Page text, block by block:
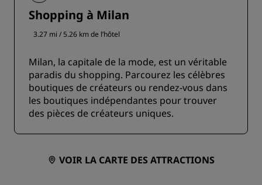
Shopping à Milan
3.27 mi / 5.26 km de l’hôtel
Milan, la capitale de la mode, est un véritable
paradis du shopping. Parcourez les célèbres
boutiques de créateurs ou rendez-vous dans
les boutiques indépendantes pour trouver
des pièces de créateurs uniques.
VOIR LA CARTE DES ATTRACTIONS